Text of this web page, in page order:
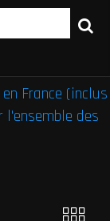
France (inclus
l'ensemble des